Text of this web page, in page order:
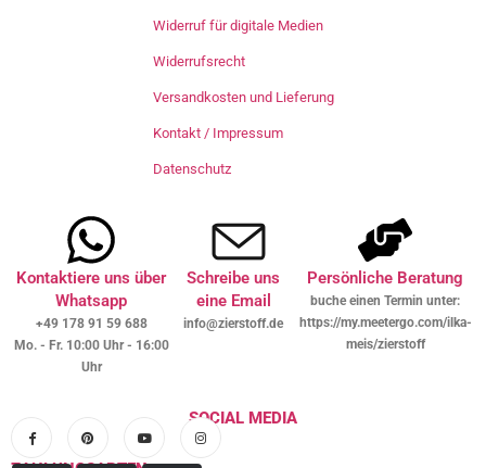
Widerruf für digitale Medien
Widerrufsrecht
Versandkosten und Lieferung
Kontakt / Impressum
Datenschutz
Kontaktiere uns über
Whatsapp
+49 178 91 59 688
Mo. - Fr. 10:00 Uhr - 16:00
Uhr
Schreibe uns
eine Email
info@zierstoff.de
Persönliche Beratung
buche einen Termin unter:
https://my.meetergo.com/ilka-
meis/zierstoff
SOCIAL MEDIA